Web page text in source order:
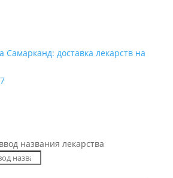
названия лекарства